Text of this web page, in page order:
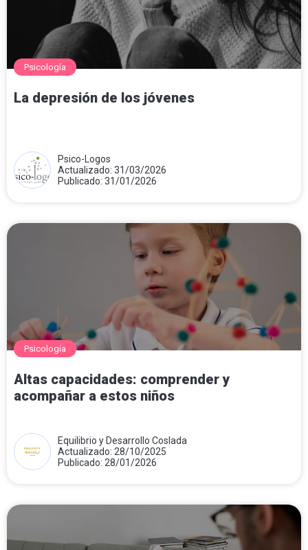
Psicología
La depresión de los jóvenes
Psico-Logos
Actualizado: 31/03/2026
Publicado: 31/01/2026
Psicología
Altas capacidades: comprender y
acompañar a estos niños
Equilibrio y Desarrollo Coslada
Actualizado: 28/10/2025
Publicado: 28/01/2026